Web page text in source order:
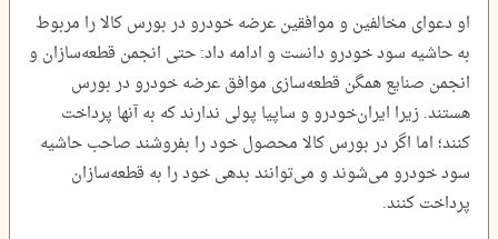
او دعوای مخالفین و موافقین عرضه خودرو در بورس کالا را مربوط
به حاشیه سود خودرو دانست و ادامه داد: حتی انجمن قطعه‌سازان و
انجمن صنایع همگن قطعه‌سازی موافق عرضه خودرو در بورس
هستند. زیرا ایران‌خودرو و ساپیا پولی ندارند که به آنها پرداخت
کنند؛ اما اگر در بورس کالا محصول خود را بفروشند صاحب حاشیه
سود خودرو می‌شوند و می‌توانند بدهی خود را به قطعه‌سازان
پرداخت کنند.